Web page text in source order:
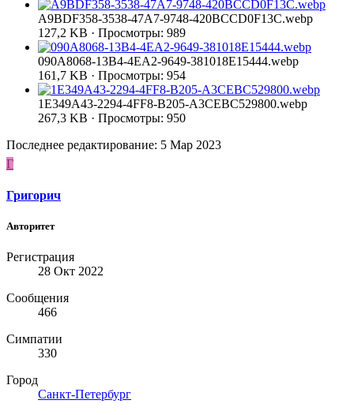
A9BDF358-3538-47A7-9748-420BCCD0F13C.webp
127,2 KB · Просмотры: 989
090A8068-13B4-4EA2-9649-381018E15444.webp
161,7 KB · Просмотры: 954
1E349A43-2294-4FF8-B205-A3CEBC529800.webp
267,3 KB · Просмотры: 950
Последнее редактирование: 5 Мар 2023
Г
Григорич
Авторитет
Регистрация
28 Окт 2022
Сообщения
466
Симпатии
330
Город
Санкт-Петербург